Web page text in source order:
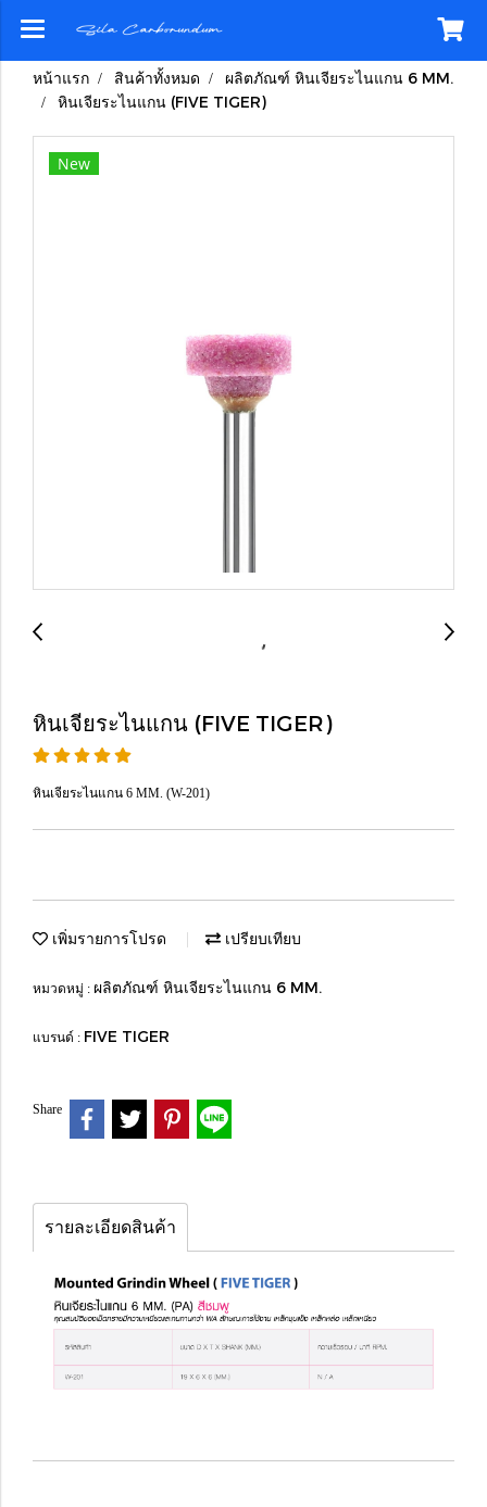
หน้าแรก สินค้าทั้งหมด
ผลิตภัณฑ์ หินเจียระไนแกน 6 MM.
หินเจียระไนแกน (FIVE TIGER)
New
หินเจียระไนแกน (FIVE TIGER)
หินเจียระไนแกน 6 MM. (W-201)
เพิ่มรายการโปรด เปรียบเทียบ
หมวดหมู่ : ผลิตภัณฑ์ หินเจียระไนแกน 6 MM.
แบรนด์ : FIVE TIGER
Share
รายละเอียดสินค้า